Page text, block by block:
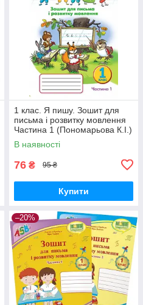
1 клас. Я пишу. Зошит для
письма і розвитку мовлення
Частина 1 (Пономарьова К.І.)
Оріон
В наявності
76 ₴ 95 ₴
Купити
–20%